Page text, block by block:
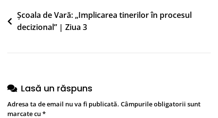
Navigare
Școala de Vară: „Implicarea tinerilor în procesul
decizional” | Ziua 3
Lasă un răspuns
Adresa ta de email nu va fi publicată. Câmpurile obligatorii sunt
marcate cu*